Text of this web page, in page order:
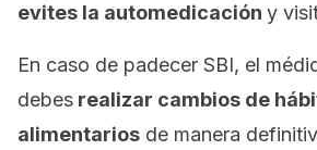
evites la automedicación y
En caso de padecer SBI, el
debes realizar cambios de
alimentarios de manera